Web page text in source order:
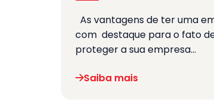
As vantagens de ter uma
com destaque para o fato
proteger a sua empresa…
Saiba mais